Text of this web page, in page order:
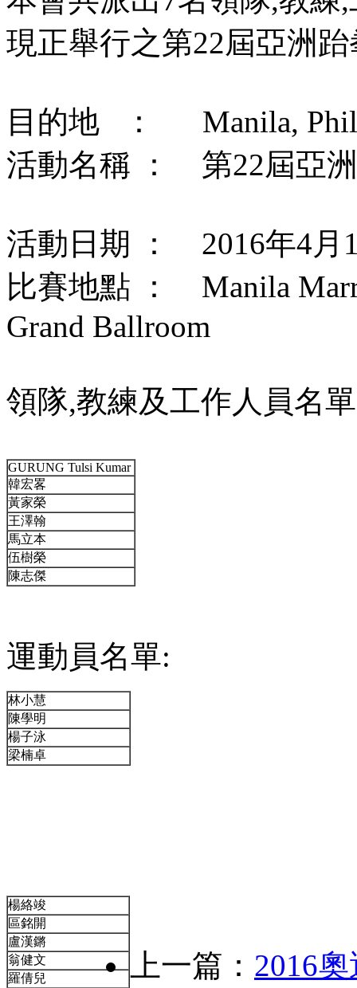
現正舉行之第22屆亞洲
目的地 ： Manila,
活動名稱 ： 第22屆亞
活動日期 ： 2016年4月
比賽地點 ： Manila
Grand Ballroom
領隊,教練及工作人員名
GURUNG Tulsi Kumar
韓宏畧
黃家榮
王澤翰
馬立本
伍樹榮
陳志傑
運動員名單:
林小慧
陳學明
楊子泳
梁楠卓
楊絡竣
區銘開
盧漢鏘
翁健文
羅倩兒
上一篇： 2016